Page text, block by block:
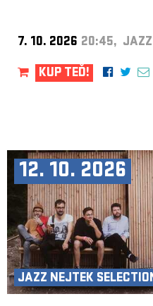
7. 10. 2026 20:45,
KUP TEĎ!
12. 10. 2026
JAZZ NEJTEK